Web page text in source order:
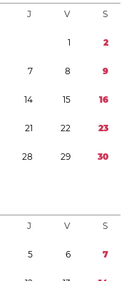
J V S
1 2
7 8 9
14 15 16
21 22 23
28 29 30
J V S
5 6 7